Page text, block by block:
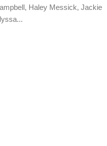
Haley Messick, Jackie